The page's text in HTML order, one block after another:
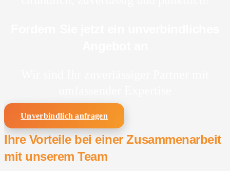
Unverbindlich anfragen
Ihre Vorteile bei einer Zusammenarbeit
mit unserem Team